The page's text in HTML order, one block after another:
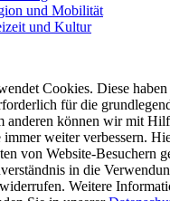
und Mobilität
und Kultur
Cookies. Diese
für die
anderen können wir mit
weiter verbessern.
von Website-Besuchern
in die
Weitere